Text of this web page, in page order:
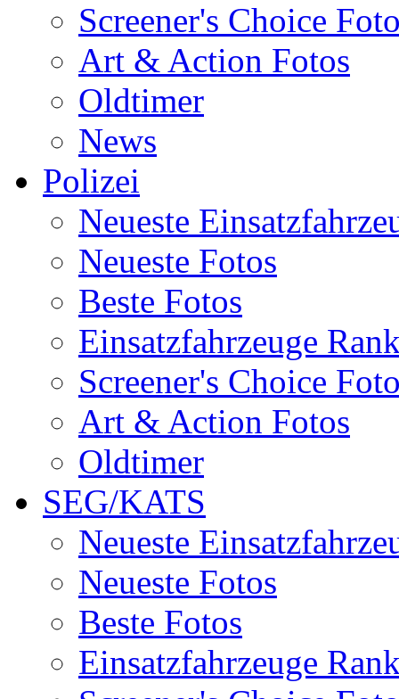
Screener's Choice
Art & Action Fotos
Oldtimer
News
Polizei
Neueste
Neueste Fotos
Beste Fotos
Einsatzfahrzeuge
Screener's Choice
Art & Action Fotos
Oldtimer
SEG/KATS
Neueste
Neueste Fotos
Beste Fotos
Einsatzfahrzeuge